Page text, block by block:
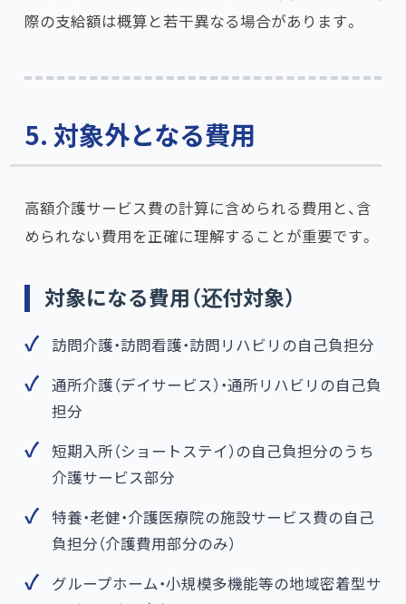
際の支給額は概算と若干異なる場合があります。
5. 対象外となる費用
高額介護サービス費の計算に含められる費用と、含
められない費用を正確に理解することが重要です。
対象になる費用（还付対象）
訪問介護・訪問看護・訪問リハビリの自己負担分
通所介護（デイサービス）・通所リハビリの自己負
担分
短期入所（ショートステイ）の自己負担分のうち
介護サービス部分
特養・老健・介護医療院の施設サービス費の自己
負担分（介護費用部分のみ）
グループホーム・小規模多機能等の地域密着型サ